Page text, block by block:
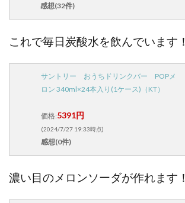
感想(32件)
これで毎日炭酸水を飲んでいます！
サントリー おうちドリンクバー POPメ
ロン 340ml×24本入り(1ケース)（KT）
価格:5391円
(2024/7/27 19:33時点)
感想(0件)
濃い目のメロンソーダが作れます！